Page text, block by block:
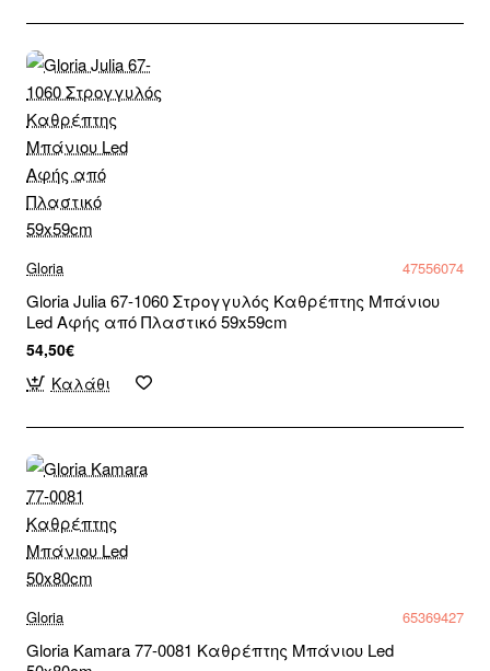
Gloria 47556074
Gloria Julia 67-1060 Στρογγυλός Καθρέπτης Μπάνιου
Led Αφής από Πλαστικό 59x59cm
54,50€
Καλάθι
Gloria 65369427
Gloria Kamara 77-0081 Καθρέπτης Μπάνιου Led